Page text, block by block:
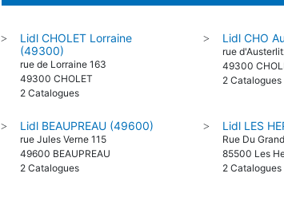
>
Lidl CHOLET Lorraine
(49300)
rue de Lorraine 163
49300 CHOLET
2 Catalogues
> Lidl CHO
rue
49300
2 Catalogues
> Lidl BEAUPREAU (49600)
rue Jules Verne 115
49600 BEAUPREAU
2 Catalogues
> Lidl LES
Rue Du
85500 Les
2 Catalogues